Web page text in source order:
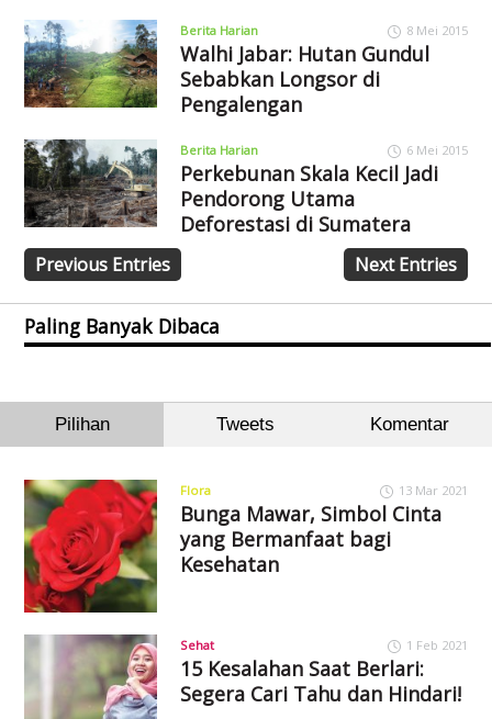
Berita Harian 8 Mei 2015
Walhi Jabar: Hutan Gundul
Sebabkan Longsor di
Pengalengan
Berita Harian 6 Mei 2015
Perkebunan Skala Kecil Jadi
Pendorong Utama
Deforestasi di Sumatera
Previous Entries Next Entries
Paling Banyak Dibaca
Pilihan Tweets Komentar
Flora 13 Mar 2021
Bunga Mawar, Simbol Cinta
yang Bermanfaat bagi
Kesehatan
Sehat 1 Feb 2021
15 Kesalahan Saat Berlari:
Segera Cari Tahu dan Hindari!